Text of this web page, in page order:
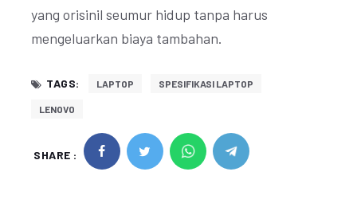
yang orisinil seumur hidup tanpa harus
mengeluarkan biaya tambahan.
TAGS: LAPTOP SPESIFIKASI LAPTOP
LENOVO
SHARE :